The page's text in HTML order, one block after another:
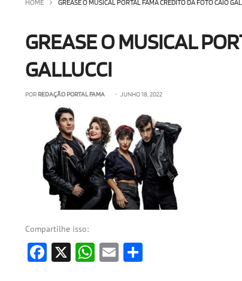
HOME GREASE O MUSICAL PORTAL FAMA CREDITO DA FOTO CAIO
GREASE O MUSICAL
GALLUCCI
POR REDAÇÃO PORTAL FAMA • JUNHO 18, 2022
Compartilhe isso:
Facebook
X WhatsApp
Email